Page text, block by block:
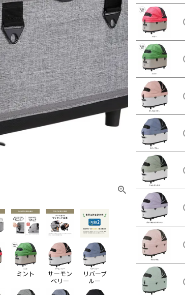
ミント
サーモン
ベリー
リバーブ
ルー